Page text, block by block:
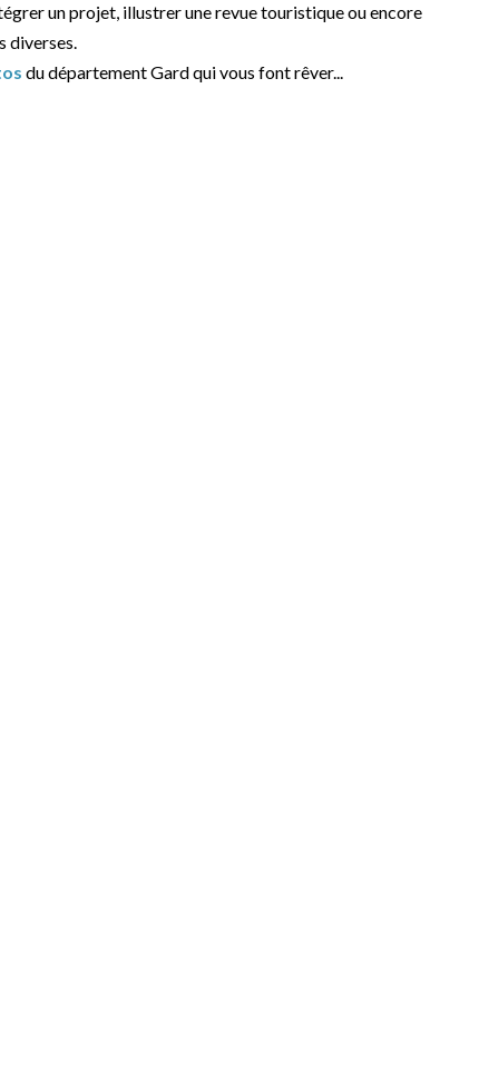
un projet, illustrer une revue touristique ou encore
diverses.
du département Gard qui vous font rêver...